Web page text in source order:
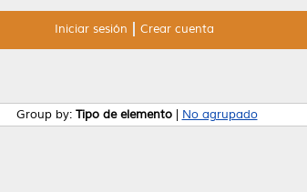
Iniciar sesión Crear cuenta
Group by: Tipo de elemento| No agrupado